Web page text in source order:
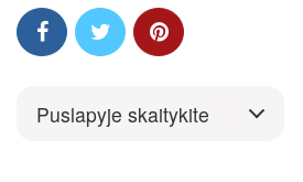
Puslapyje skaitykite